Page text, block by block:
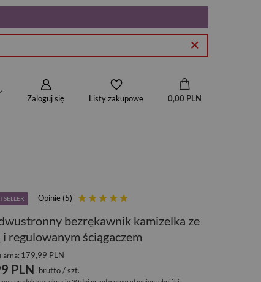
Zaloguj się Listy zakupowe 0,00 PLN
Opinie (5)
bezrękawnik kamizelka ze
regulowanym ściągaczem
179,99 PLN
PLN brutto/szt.